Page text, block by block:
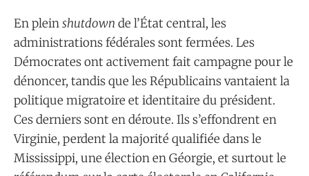
En pleinshutdown de l’État central, les
administrations fédérales sont fermées. Les
Démocrates ont activement fait campagne pour le
dénoncer, tandis que les Républicains vantaient la
politique migratoire et identitaire du président.
Ces derniers sont en déroute. Ils s’effondrent en
Virginie, perdent la majorité qualifiée dans le
Mississippi, une élection en Géorgie, et surtout le